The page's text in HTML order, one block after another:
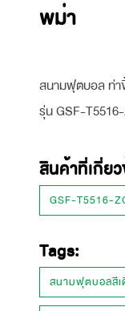
พม่า
สนามฟุตบอล ท่า
รุ่น GSF-
สินค้าที่เกี่ย
GSF-T5516-
Tags:
สนามฟุตบอลสีเ